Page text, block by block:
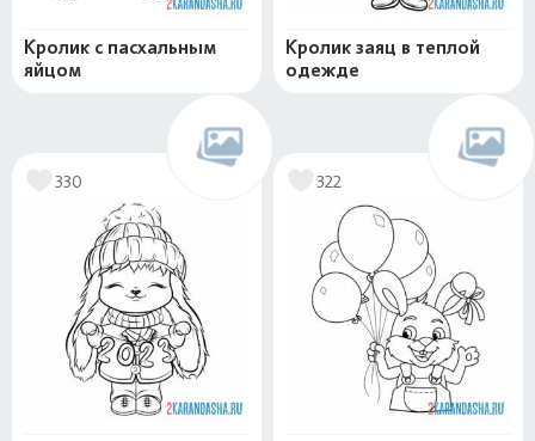
Кролик с пасхальным
яйцом
Кролик заяц в теплой
одежде
330 322